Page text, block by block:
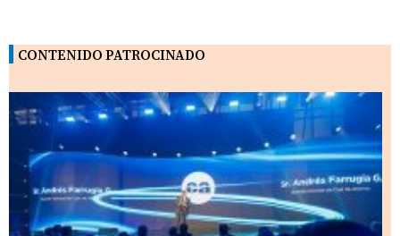
CONTENIDO PATROCINADO